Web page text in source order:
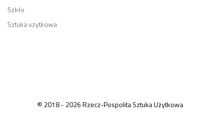
Szkło
Sztuka użytkowa
© 2018 - 2026 Rzecz-Pospolita Sztuka Użytkowa